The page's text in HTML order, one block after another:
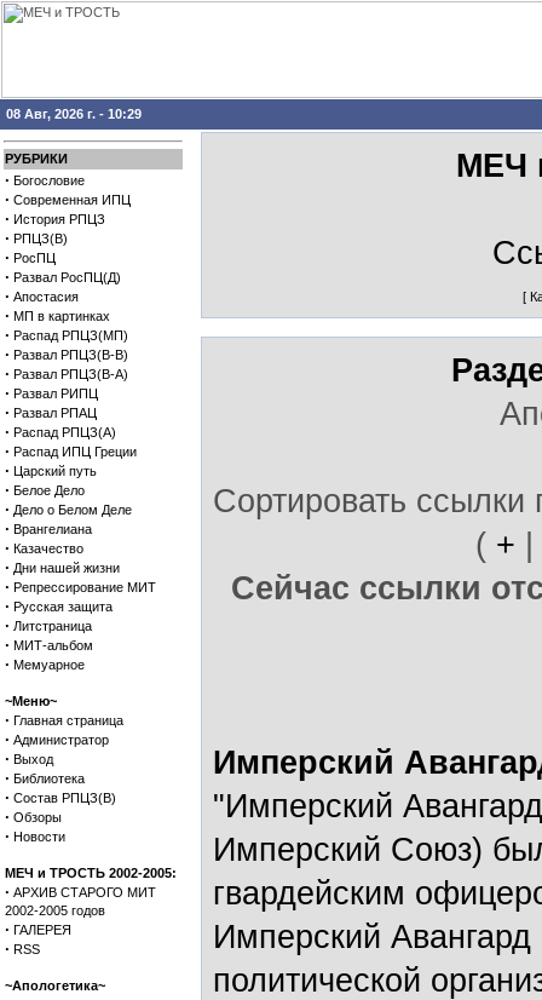
08 Авг, 2026 г. - 10:29
РУБРИКИ
· Богословие
· Современная ИПЦ
· История РПЦЗ
· РПЦЗ(В)
· РосПЦ
· Развал РосПЦ(Д)
· Апостасия
· МП в картинках
· Распад РПЦЗ(МП)
· Развал РПЦЗ(В-В)
· Развал РПЦЗ(В-А)
· Развал РИПЦ
· Развал РПАЦ
· Распад РПЦЗ(А)
· Распад ИПЦ Греции
· Царский путь
· Белое Дело
· Дело о Белом Деле
· Врангелиана
· Казачество
· Дни нашей жизни
· Репрессирование МИТ
· Русская защита
· Литстраница
· МИТ-альбом
· Мемуарное
~Меню~
· Главная страница
· Администратор
· Выход
· Библиотека
· Состав РПЦЗ(В)
· Обзоры
· Новости
МЕЧ и ТРОСТЬ 2002-2005:
· АРХИВ СТАРОГО МИТ
2002-2005 годов
· ГАЛЕРЕЯ
· RSS
~Апологетика~
МЕЧ
[
Сортировать ссылки
( +
Сейчас ссылки
Имперский
"Имперский
Имперский Союз)
гвардейским
Имперский Авангард
политической